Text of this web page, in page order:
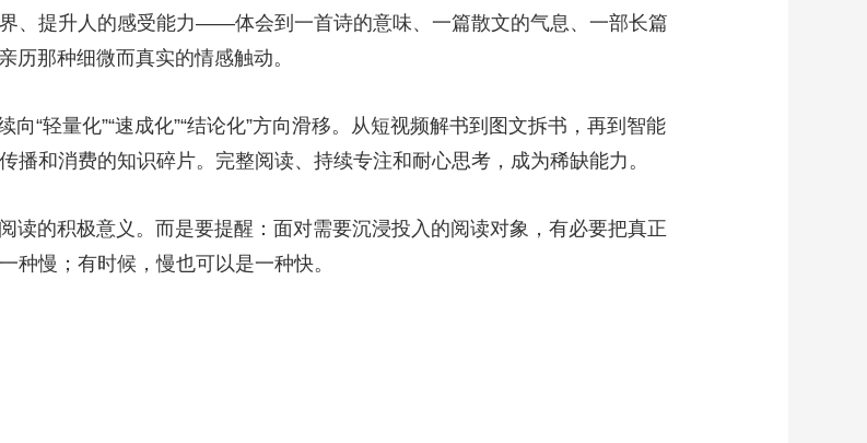
、提升人的感受能力——体会到一首诗的意味、一篇散文的气息、一部长篇
那种细微而真实的情感触动。
轻量化”“速成化”“结论化”方向滑移。从短视频解书到图文拆书，再到智能
播和消费的知识碎片。完整阅读、持续专注和耐心思考，成为稀缺能力。
的积极意义。而是要提醒：面对需要沉浸投入的阅读对象，有必要把真正
种慢；有时候，慢也可以是一种快。